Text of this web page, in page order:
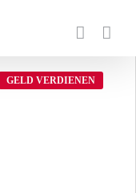
GELD VERDIENEN